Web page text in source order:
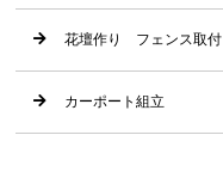
花壇作り フェンス取付
カーポート組立